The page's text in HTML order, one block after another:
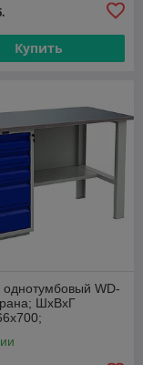
Купить
однотумбовый WD-
ШxВxГ